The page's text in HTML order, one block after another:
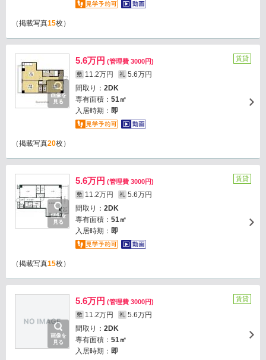
（掲載写真15枚）
画像を
見る
5.6万円 (管理費 3000円)
敷 11.2万円 礼 5.6万円
間取り： 2DK
専有面積： 51㎡
入居時期： 即
賃貸
（掲載写真20枚）
画像を
見る
5.6万円 (管理費 3000円)
敷 11.2万円 礼 5.6万円
間取り： 2DK
専有面積： 51㎡
入居時期： 即
賃貸
（掲載写真15枚）
画像を
見る
5.6万円 (管理費 3000円)
敷 11.2万円 礼 5.6万円
間取り： 2DK
専有面積： 51㎡
入居時期： 即
賃貸